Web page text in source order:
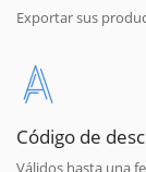
Exportar sus
Código de
Válidos hasta una